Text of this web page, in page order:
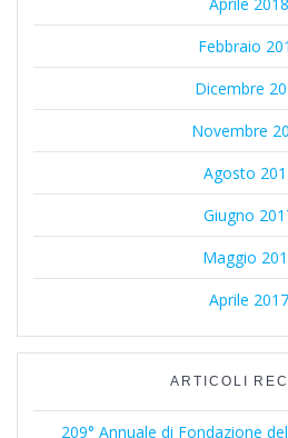
Febbraio
Dicembre
Novembre
Agosto
Giugno
Maggio
Aprile 2017
ARTICOLI
209° Annuale di Fondazione